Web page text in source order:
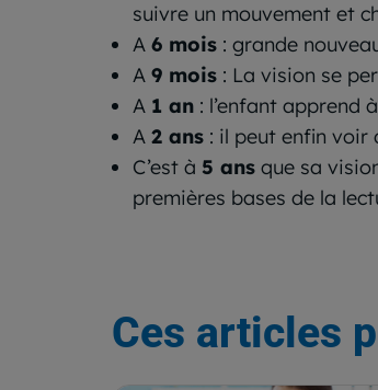
suivre un mouvement et
A 6 mois : grande
A 9 mois : La vision se
A 1 an : l’enfant apprend
A 2 ans : il peut enfin voir
C’est à 5 ans que sa
premières bases de la
Ces articles